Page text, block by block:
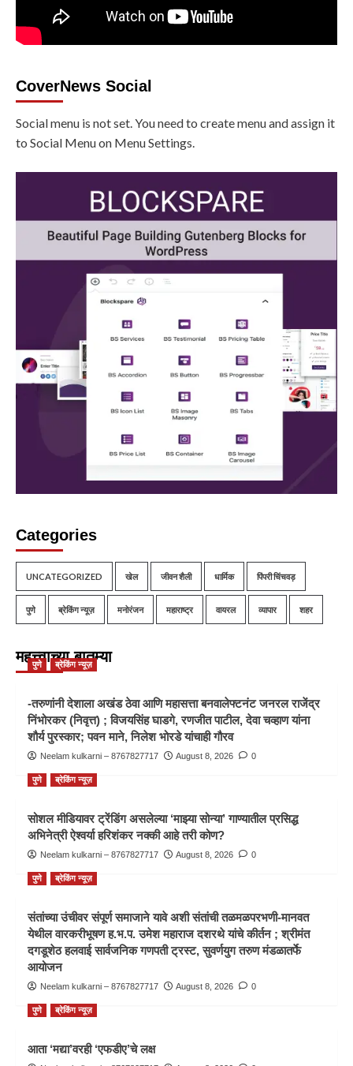
CoverNews Social
Social menu is not set. You need to create menu and assign it
to Social Menu on Menu Settings.
Categories
UNCATEGORIZED खेल जीवन शैली धार्मिक पिंपरी चिंचवड़
पुणे ब्रेकिंग न्यूज़ मनोरंजन महाराष्ट्र वायरल व्यापार शहर
महत्त्वाच्या बातम्या
पुणे ब्रेकिंग न्यूज़
-तरुणांनी देशाला अखंड ठेवा आणि महासत्ता बनवालेफ्टनंट जनरल राजेंद्र
निंभोरकर (निवृत्त) ; विजयसिंह घाडगे, रणजीत पाटील, देवा चव्हाण यांना
शौर्य पुरस्कार; पवन माने, निलेश भोरडे यांचाही गौरव
Neelam kulkarni – 8767827717 August 8, 2026 0
पुणे ब्रेकिंग न्यूज़
सोशल मीडियावर ट्रेंडिंग असलेल्या ‘माझ्या सोन्या’ गाण्यातील प्रसिद्ध
अभिनेत्री ऐश्वर्या हरिशंकर नक्की आहे तरी कोण?
Neelam kulkarni – 8767827717 August 8, 2026 0
पुणे ब्रेकिंग न्यूज़
संतांच्या उंचीवर संपूर्ण समाजाने यावे अशी संतांची तळमळपरभणी-मानवत
येथील वारकरीभूषण ह.भ.प. उमेश महाराज दशरथे यांचे कीर्तन ; श्रीमंत
दगडूशेठ हलवाई सार्वजनिक गणपती ट्रस्ट, सुवर्णयुग तरुण मंडळातर्फे
आयोजन
Neelam kulkarni – 8767827717 August 8, 2026 0
पुणे ब्रेकिंग न्यूज़
आता ‘मद्या’वरही ‘एफडीए’चे लक्ष